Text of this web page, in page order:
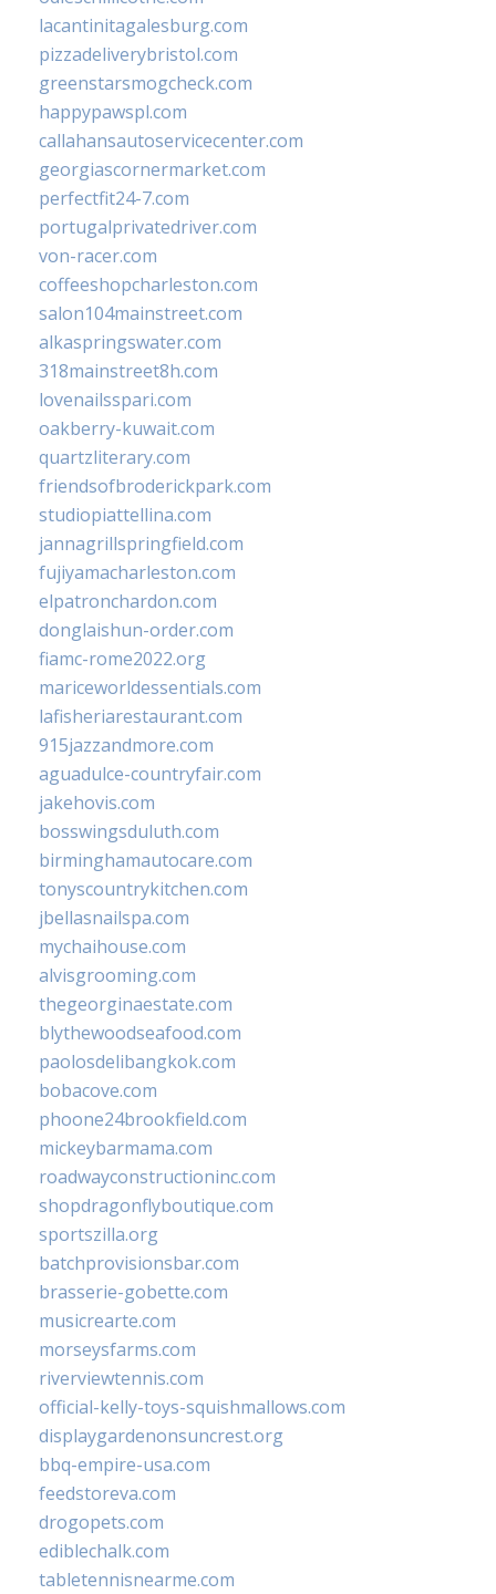
lacantinitagalesburg.com
pizzadeliverybristol.com
greenstarsmogcheck.com
happypawspl.com
callahansautoservicecenter.com
georgiascornermarket.com
perfectfit24-7.com
portugalprivatedriver.com
von-racer.com
coffeeshopcharleston.com
salon104mainstreet.com
alkaspringswater.com
318mainstreet8h.com
lovenailsspari.com
oakberry-kuwait.com
quartzliterary.com
friendsofbroderickpark.com
studiopiattellina.com
jannagrillspringfield.com
fujiyamacharleston.com
elpatronchardon.com
donglaishun-order.com
fiamc-rome2022.org
mariceworldessentials.com
lafisheriarestaurant.com
915jazzandmore.com
aguadulce-countryfair.com
jakehovis.com
bosswingsduluth.com
birminghamautocare.com
tonyscountrykitchen.com
jbellasnailspa.com
mychaihouse.com
alvisgrooming.com
thegeorginaestate.com
blythewoodseafood.com
paolosdelibangkok.com
bobacove.com
phoone24brookfield.com
mickeybarmama.com
roadwayconstructioninc.com
shopdragonflyboutique.com
sportszilla.org
batchprovisionsbar.com
brasserie-gobette.com
musicrearte.com
morseysfarms.com
riverviewtennis.com
official-kelly-toys-squishmallows.com
displaygardenonsuncrest.org
bbq-empire-usa.com
feedstoreva.com
drogopets.com
ediblechalk.com
tabletennisnearme.com